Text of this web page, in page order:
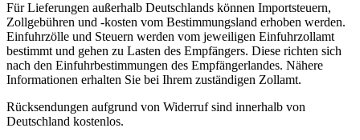
Für Lieferungen außerhalb Deutschlands können Importsteuern,
Zollgebühren und -kosten vom Bestimmungsland erhoben werden.
Einfuhrzölle und Steuern werden vom jeweiligen Einfuhrzollamt
bestimmt und gehen zu Lasten des Empfängers. Diese richten sich
nach den Einfuhrbestimmungen des Empfängerlandes. Nähere
Informationen erhalten Sie bei Ihrem zuständigen Zollamt.
Rücksendungen aufgrund von Widerruf sind innerhalb von
Deutschland kostenlos.